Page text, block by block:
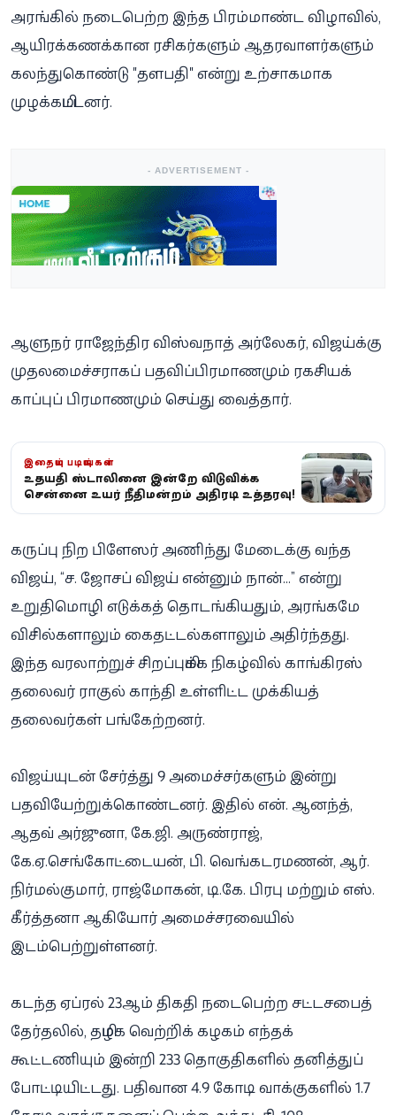
அரங்கில் நடைபெற்ற இந்த பிரம்மாண்ட விழாவில்,
ஆயிரக்கணக்கான ரசிகர்களும் ஆதரவாளர்களும்
கலந்துகொண்டு "தளபதி" என்று உற்சாகமாக
முழக்கமிட்டனர்.
- ADVERTISEMENT -
ஆளுநர் ராஜேந்திர விஸ்வநாத் அர்லேகர், விஜய்க்கு
முதலமைச்சராகப் பதவிப்பிரமாணமும் ரகசியக்
காப்புப் பிரமாணமும் செய்து வைத்தார்.
இதையும் படியுங்கள்
உதயநிதி ஸ்டாலினை இன்றே விடுவிக்க
சென்னை உயர் நீதிமன்றம் அதிரடி உத்தரவு!
கருப்பு நிற பிளேஸர் அணிந்து மேடைக்கு வந்த
விஜய், “ச. ஜோசப் விஜய் என்னும் நான்...” என்று
உறுதிமொழி எடுக்கத் தொடங்கியதும், அரங்கமே
விசில்களாலும் கைதட்டல்களாலும் அதிர்ந்தது.
இந்த வரலாற்றுச் சிறப்புமிக்க நிகழ்வில் காங்கிரஸ்
தலைவர் ராகுல் காந்தி உள்ளிட்ட முக்கியத்
தலைவர்கள் பங்கேற்றனர்.
விஜய்யுடன் சேர்த்து 9 அமைச்சர்களும் இன்று
பதவியேற்றுக்கொண்டனர். இதில் என். ஆனந்த்,
ஆதவ் அர்ஜுனா, கே.ஜி. அருண்ராஜ்,
கே.ஏ.செங்கோட்டையன், பி. வெங்கடரமணன், ஆர்.
நிர்மல்குமார், ராஜ்மோகன், டி.கே. பிரபு மற்றும் எஸ்.
கீர்த்தனா ஆகியோர் அமைச்சரவையில்
இடம்பெற்றுள்ளனர்.
கடந்த ஏப்ரல் 23ஆம் திகதி நடைபெற்ற சட்டசபைத்
தேர்தலில், தமிழக வெற்றி்க் கழகம் எந்தக்
கூட்டணியும் இன்றி 233 தொகுதிகளில் தனித்துப்
போட்டியிட்டது. பதிவான 4.9 கோடி வாக்குகளில் 1.7